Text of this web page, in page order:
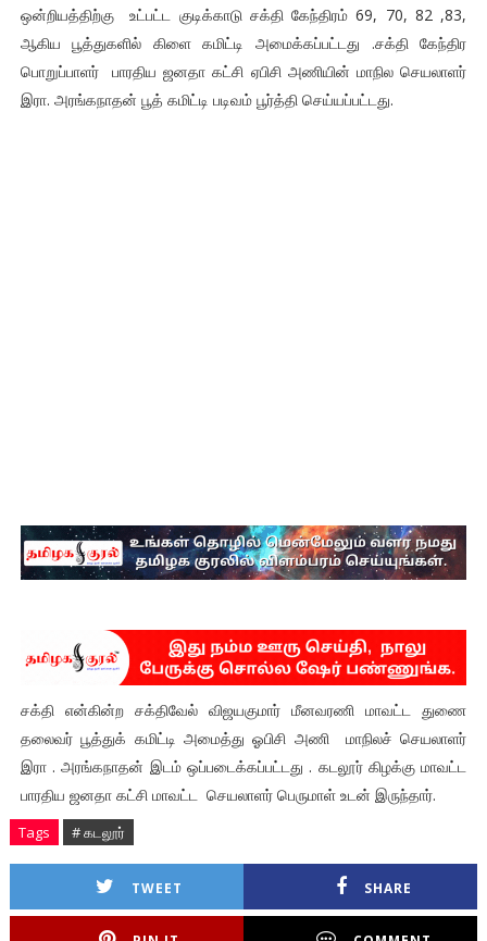
ஒன்றியத்திற்கு உட்பட்ட குடிக்காடு சக்தி கேந்திரம் 69, 70, 82 ,83,
ஆகிய பூத்துகளில் கிளை கமிட்டி அமைக்கப்பட்டது .சக்தி கேந்திர
பொறுப்பாளர் பாரதிய ஜனதா கட்சி ஏபிசி அணியின் மாநில செயலாளர்
இரா. அரங்கநாதன் பூத் கமிட்டி படிவம் பூர்த்தி செய்யப்பட்டது.
சக்தி என்கின்ற சக்திவேல் விஜயகுமார் மீனவரணி மாவட்ட துணை
தலைவர் பூத்துக் கமிட்டி அமைத்து ஓபிசி அணி மாநிலச் செயலாளர்
இரா . அரங்கநாதன் இடம் ஒப்படைக்கப்பட்டது . கடலூர் கிழக்கு மாவட்ட
பாரதிய ஜனதா கட்சி மாவட்ட செயலாளர் பெருமாள் உடன் இருந்தார்.
Tags # கடலூர்
TWEET SHARE